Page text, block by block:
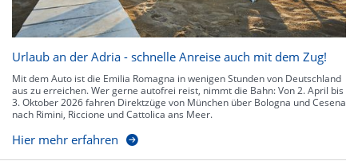
Urlaub an der Adria - schnelle Anreise auch mit dem Zug!
Mit dem Auto ist die Emilia Romagna in wenigen Stunden von Deutschland
aus zu erreichen. Wer gerne autofrei reist, nimmt die Bahn: Von 2. April bis
3. Oktober 2026 fahren Direktzüge von München über Bologna und Cesena
nach Rimini, Riccione und Cattolica ans Meer.
Hier mehr erfahren